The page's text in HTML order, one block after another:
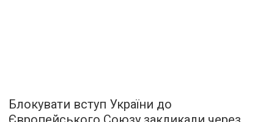
Блокувати вступ України до